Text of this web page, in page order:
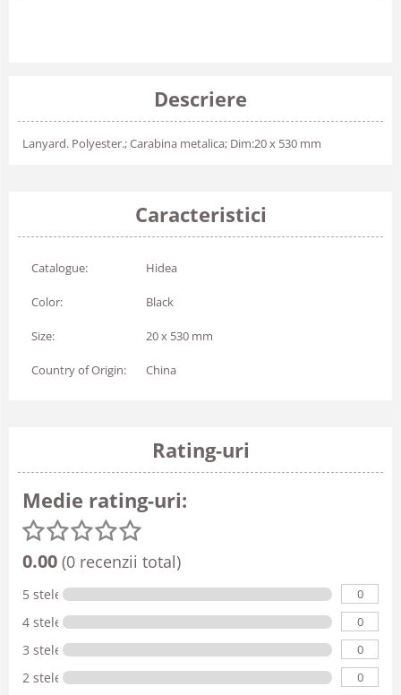
Descriere
Lanyard. Polyester.; Carabina metalica; Dim:20 x 530 mm
Caracteristici
Catalogue: Hidea
Color: Black
Size: 20 x 530 mm
Country of Origin: China
Rating-uri
Medie rating-uri:
0.00 (0 recenzii total)
5 stele 0
4 stele 0
3 stele 0
2 stele 0